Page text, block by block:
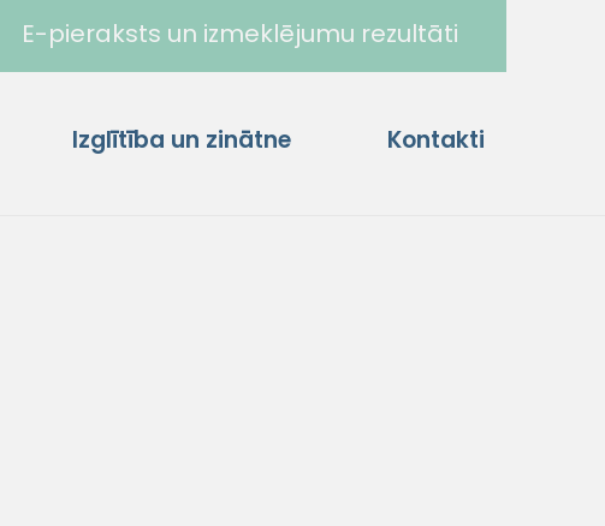
E-pieraksts un izmeklējumu rezultāti
Izglītība un zinātne Kontakti